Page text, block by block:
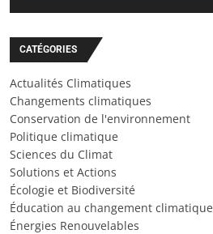
CATÉGORIES
Actualités Climatiques
Changements climatiques
Conservation de l'environnement
Politique climatique
Sciences du Climat
Solutions et Actions
Écologie et Biodiversité
Éducation au changement climatique
Énergies Renouvelables